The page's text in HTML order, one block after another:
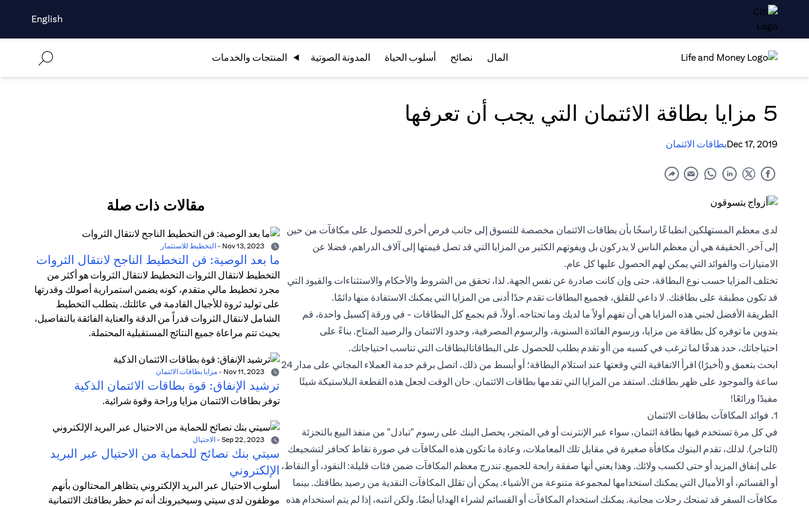
English
المال نصائح أسلوب الحياة المدونة الصوتية المنتجات والخدمات
5 مزايا بطاقة الائتمان التي يجب أن تعرفها
Dec 17, 2019بطاقات الائتمان
لدى معظم المستهلكين انطباعًا راسخًا بأن بطاقات الائتمان مخصصة للتسوق إلى جانب فرص أخرى للحصول على مكافآت من حين
إلى آخر. الحقيقة هي أن معظم الناس لا يدركون بل ويفوتهم الكثير من المزايا التي قد تصل قيمتها إلى آلاف الدراهم، فضلا عن
الامتيازات والفوائد التي يمكن لهم الحصول عليها كل عام.
تختلف المزايا حسب نوع البطاقة، حتى وإن كانت صادرة عن نفس الجهة. لذا، تحقق من الشروط والأحكام والاستثناءات والقيود التي
قد تكون مطبقة على بطاقتك. لا داعي للقلق، فجميع البطاقات تقدم حدًا أدنى من المزايا التي يمكنك الاستفادة منها دائمًا.
الطريقة الأفضل لجني هذه المزايا هي أن تفهم أولاً ما لديك وما تحتاجه. أولاً، قم بجمع كل البطاقات - في ورقة إكسيل واحدة، قم
بتدوين ما توفره كل بطاقة من مزايا، ورسوم الفائدة السنوية، والرسوم المصرفية، وحدود الائتمان والرصيد المتاح. بناءً على
احتياجاتك، حدد هدفًا لما ترغب في كسبه من اأو تقدم بطلب للحصول على البطاقاتالبطاقات التي تناسب احتياجاتك.
ابحث بتعمق و (أخيرًا) اقرأ الاتفاقية التي وقعتها عند استلام البطاقة؛ أو أبسط من ذلك، اتصل برقم خدمة العملاء المجاني على مدار 24
ساعة والموجود على ظهر بطاقتك. استفد من المزايا التي تقدمها بطاقات الائتمان. حان الوقت لجعل هذه القطعة البلاستيكة شيئَا
مفيدًا ورائعًا!
1. فوائد المكافآت بطاقات الائتمان
في كل مرة تستخدم فيها بطاقة ائتمان، سواء عبر الإنترنت أو في المتجر، يحصل البنك على رسوم "تبادل" من منفذ البيع بالتجزئة
(التاجر). لذلك، تقدم البنوك مكافأة صغيرة في مقابل تلك المعاملات، وعادة ما تكون هذه المكافآت في صورة نقاط كحافز لتشجيعك
على إنفاق المزيد أو حتى لكسب ولائك. وهذا يعني أنها صفقة رابحة للجميع. تندرج معظم المكافآت ضمن فئات قليلة: النقود، أو النقاط،
أو القسائم، أو الأميال التي يمكنك استخدامها لمجموعة متنوعة من الأشياء. يمكن أن تقلل المكافآت النقدية من رصيد بطاقتك. بينما
مكافآت السفر قد تمنحك رحلات مجانية. يمكنك استخدام المكافآت أو القسائم لشراء الهدايا أيضًا. ولكن انتبه، إذا لم يتم استخدام هذه
مقالات ذات صلة
- التخطيط للاستثمار
ما بعد الوصية: فن التخطيط الناجح لانتقال الثروات
التخطيط لانتقال الثروات التخطيط لانتقال الثروات هو أكثر من
مجرد تخطيط مالي متقدم، كونه يضمن استمرارية أصولك وقدرتها
على توليد ثروة للأجيال القادمة في عائلتك. يتطلب التخطيط
الشامل لانتقال الثروات قدراً من الدقة والعناية الفائقة بالتفاصيل،
بحيث تتم مراعاة جميع النتائج المستقبلية المحتملة.
- مزايا بطاقات الائتمان
ترشيد الإنفاق: قوة بطاقات الائتمان الذكية
توفر بطاقات الائتمان مزايا وراحة وقوة شرائية.
- الاحتيال
سيتي بنك نصائح للحماية من الاحتيال عبر البريد
الإلكتروني
أسلوب الاحتيال عبر البريد الإلكتروني يتظاهر المحتالون بأنهم
موظفون لدى سيتي وسيخبرونك أنه تم حظر بطاقتك الائتمانية